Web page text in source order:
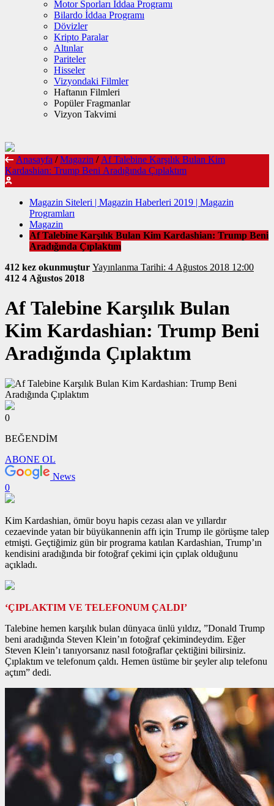
Motor Sporları İddaa Programı
Bilardo İddaa Programı
Dövizler
Kripto Paralar
Altınlar
Pariteler
Hisseler
Vizyondaki Filmler
Haftanın Filmleri
Popüler Fragmanlar
Vizyon Takvimi
Anasayfa / Magazin / Af Talebine Karşılık Bulan Kim
Kardashian: Trump Beni Aradığında Çıplaktım
Magazin Siteleri | Magazin Haberleri 2019 | Magazin
Programları
Magazin
Af Talebine Karşılık Bulan Kim Kardashian: Trump Beni
Aradığında Çıplaktım
412 kez okunmuştur
Yayınlanma Tarihi: 4 Ağustos 2018 12:00
412 4 Ağustos 2018
Af Talebine Karşılık Bulan
Kim Kardashian: Trump Beni
Aradığında Çıplaktım
0
BEĞENDİM
ABONE OL
News
0
Kim Kardashian, ömür boyu hapis cezası alan ve yıllardır
cezaevinde yatan bir büyükannenin affı için Trump ile görüşme talep
etmişti. Geçtiğimiz gün bir programa katılan Kardashian, Trump’ın
kendisini aradığında bir fotoğraf çekimi için çıplak olduğunu
açıkladı.
‘ÇIPLAKTIM VE TELEFONUM ÇALDI’
Talebine hemen karşılık bulan dünyaca ünlü yıldız, ”Donald Trump
beni aradığında Steven Klein’ın fotoğraf çekimindeydim. Eğer
Steven Klein’ı tanıyorsanız nasıl fotoğraflar çektiğini bilirsiniz.
Çıplaktım ve telefonum çaldı. Hemen üstüme bir şeyler alıp telefonu
açtım” dedi.